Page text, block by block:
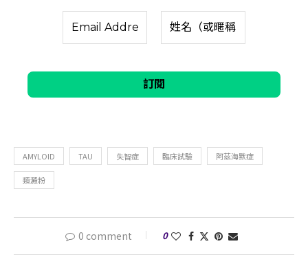
AMYLOID TAU 失智症 臨床試驗 阿茲海默症
類澱粉
0 comment 0